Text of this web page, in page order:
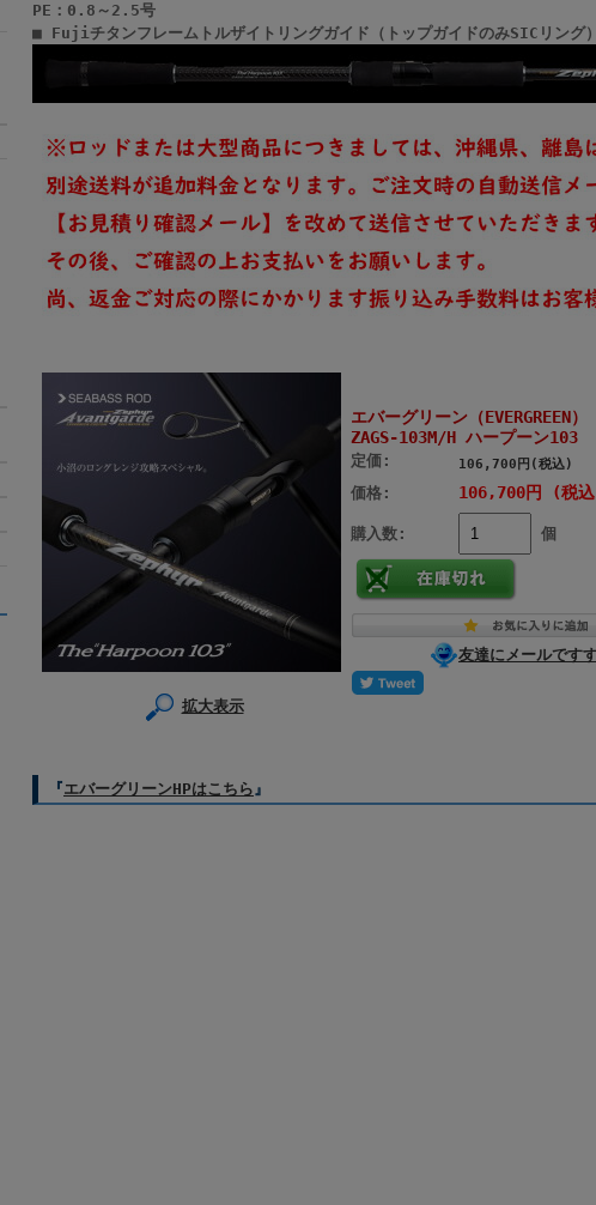
PE：0.8～2.5号
■ Fujiチタンフレームトルザイトリングガイド（トップガイドのみSICリング）
拡大表示
エバーグリーン（EVERGREEN
ZAGS-103M/H ハープーン103
定価: 106,700円(税込)
価格: 106,700円 (税
購入数: 個
友達にメールです
『エバーグリーンHPはこちら』